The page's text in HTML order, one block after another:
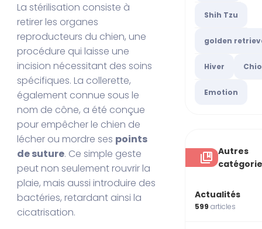
La stérilisation consiste à
retirer les organes
reproducteurs du chien, une
procédure qui laisse une
incision nécessitant des soins
spécifiques. La collerette,
également connue sous le
nom de cône, a été conçue
pour empêcher le chien de
lécher ou mordre ses points
de suture. Ce simple geste
peut non seulement rouvrir la
plaie, mais aussi introduire des
bactéries, retardant ainsi la
cicatrisation.
Shih Tzu
golden
Hiver
Emotion
Autres
Actualités
599articles